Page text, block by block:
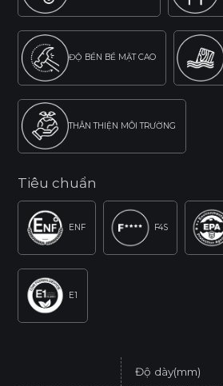
ĐỘ BỀN BỀ MẶT CAO
THÂN THIỆN MÔI TRƯỜNG
Tiêu chuẩn
ENF F4S
E1
Độ dày(mm)